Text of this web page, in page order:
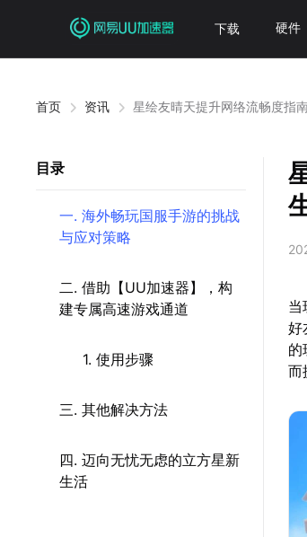
下载 硬件
首页 资讯 星绘友晴天提升网络流畅度指
目录
一. 海外畅玩国服手游的挑战
与应对策略
二. 借助【UU加速器】，构
建专属高速游戏通道
1. 使用步骤
三. 其他解决方法
四. 迈向无忧无虑的立方星新
生活
当
好
的
而